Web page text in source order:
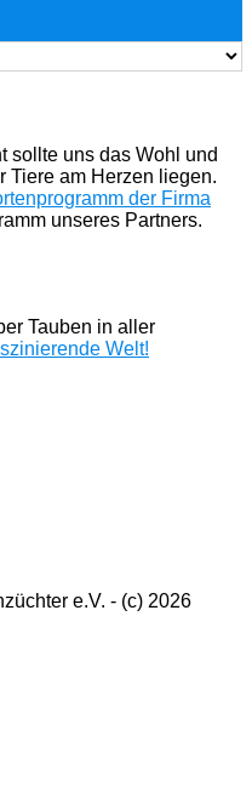
sollte uns das Wohl und
Tiere am Herzen liegen.
der Firma
unseres Partners.
Tauben in aller
Welt!
e.V. - (c) 2026